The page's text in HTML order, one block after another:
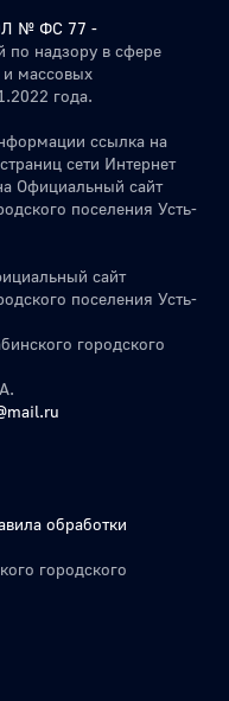
№ ФС 77 -
по надзору в сфере
массовых
года.
ссылка на
сети Интернет
Официальный сайт
поселения Усть-
сайт
поселения Усть-
городского
обработки
городского